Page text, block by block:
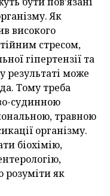
Як
високого
стресом,
гіпертензії та
результаті може
Тому треба
судинною
травною
організму.
біохімію,
розуміти як